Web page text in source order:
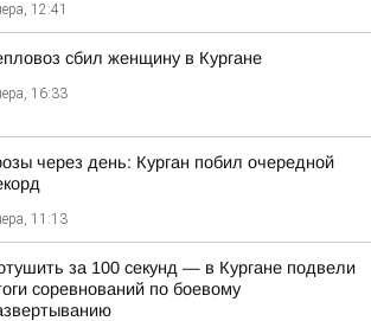
12:41
сбил женщину в Кургане
16:33
через день: Курган побил очередной
11:13
за 100 секунд — в Кургане подвели
соревнований по боевому